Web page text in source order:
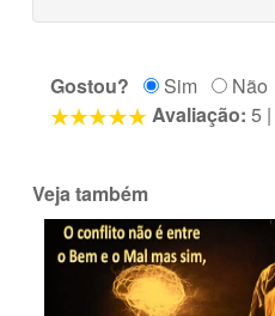
Gostou? Sim
Não
Avaliação: 5 |
Veja também